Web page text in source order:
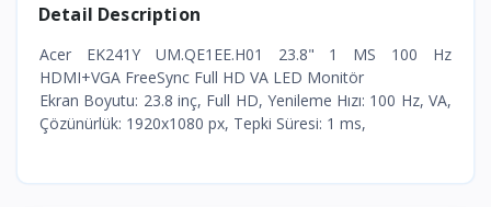
Detail Description
Acer EK241Y UM.QE1EE.H01 23.8" 1 MS 100 Hz
HDMI+VGA FreeSync Full HD VA LED Monitör
Ekran Boyutu: 23.8 inç, Full HD, Yenileme Hızı: 100 Hz, VA,
Çözünürlük: 1920x1080 px, Tepki Süresi: 1 ms,